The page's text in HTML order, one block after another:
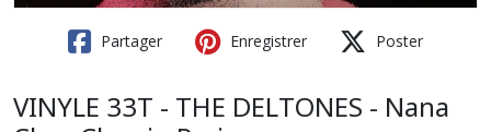
Partager Enregistrer Poster
VINYLE 33T - THE DELTONES - Nana